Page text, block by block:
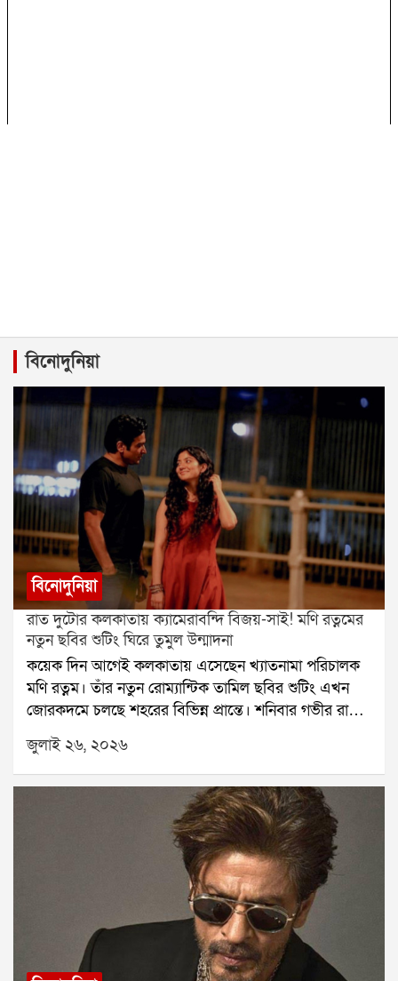
বিনোদুনিয়া
বিনোদুনিয়া
রাত দুটোর কলকাতায় ক্যামেরাবন্দি বিজয়-সাই! মণি রত্নমের
নতুন ছবির শুটিং ঘিরে তুমুল উন্মাদনা
কয়েক দিন আগেই কলকাতায় এসেছেন খ্যাতনামা পরিচালক
মণি রত্নম। তাঁর নতুন রোম্যান্টিক তামিল ছবির শুটিং এখন
জোরকদমে চলছে শহরের বিভিন্ন প্রান্তে। শনিবার গভীর রাতে
হাওড়া ব্রিজে ছবির একটি গুরুত্বপূর্ণ দৃশ্যের শুটিং করেন বিজয়
সেতুপতি ও সাই পল্লবী। রাত হলেও সেখানে উপস্থিত কয়েক
জন পথচারী তাঁদের দেখে উচ্ছ্বসিত হয়ে পড়েন।বুধবার রাতে
কলকাতায় পৌঁছেছিলেন বিজয় সেতুপতি। পরের দিন ভোরে
শহরে আসেন সাই পল্লবী। বৃহস্পতিবার থেকে বেলগাছিয়া
রাজবাড়িতে শুরু হয় ছবির শুটিং। টানা কয়েক দিন সেখানে
কাজ করার পর শনিবার গভীর রাতে পুরো শুটিং দল পৌঁছে
যায় হাওড়া ব্রিজে। রাত প্রায় দুটোর সময় শুটিং শুরু হয়।
প্রথমে বিজয় সেতুপতির একক দৃশ্য ধারণ করা হয়। পরে সাই
পল্লবীর সঙ্গে তাঁদের একাধিক দৃশ্যের শুটিং হয়।এই ছবিতে
সম্পূর্ণ নতুন লুকে দেখা যাচ্ছে বিজয় সেতুপতিকে। তাঁর
জুলাই ২৬, ২০২৬